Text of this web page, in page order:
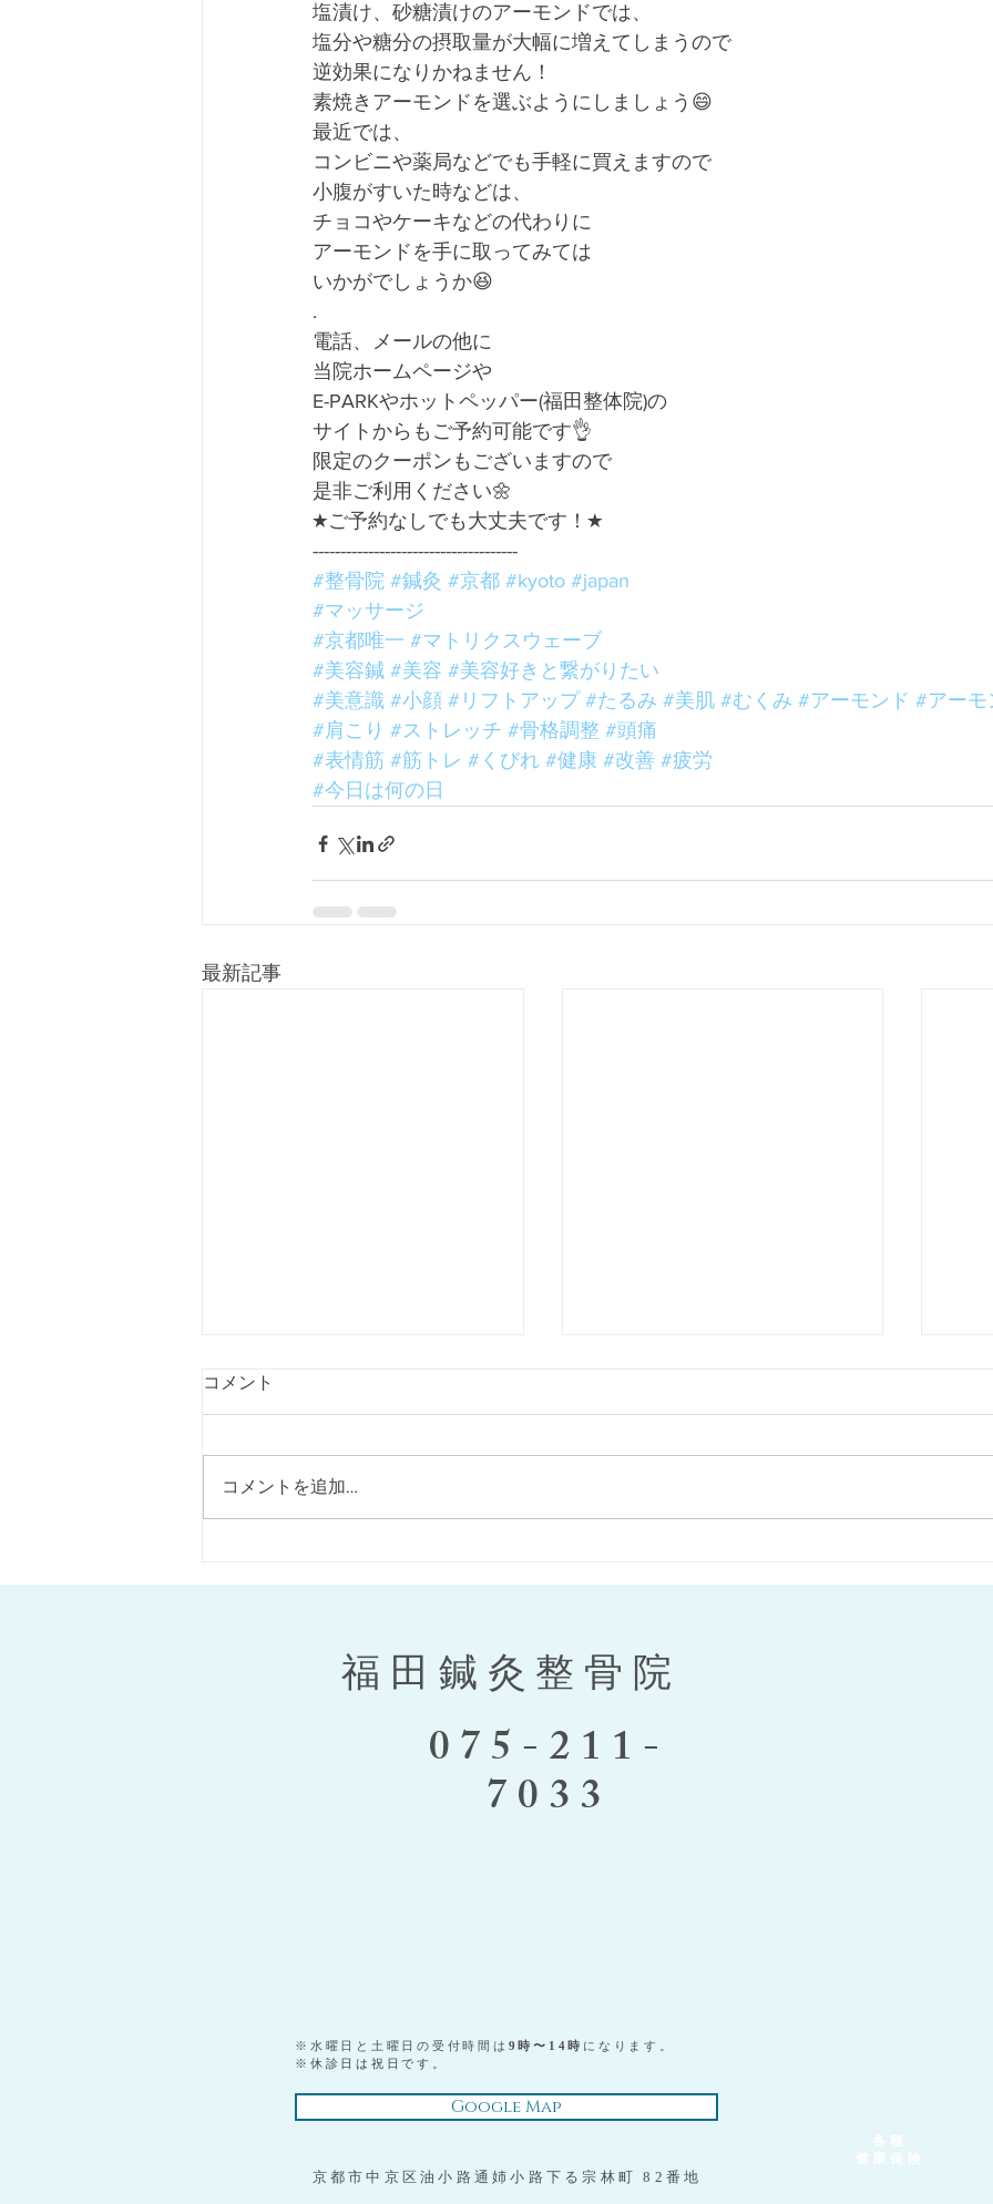
塩漬け、砂糖漬けのアーモンドでは、
塩分や糖分の摂取量が大幅に増えてしまうので
逆効果になりかねません！
素焼きアーモンドを選ぶようにしましょう😄
最近では、
コンビニや薬局などでも手軽に買えますので
小腹がすいた時などは、
チョコやケーキなどの代わりに
アーモンドを手に取ってみては
いかがでしょうか😆
.
電話、メールの他に
当院ホームページや
E-PARKやホットペッパー(福田整体院)の
サイトからもご予約可能です👌
限定のクーポンもございますので
是非ご利用ください🌼
★ご予約なしでも大丈夫です！★
-------------------------------------
#整骨院 #鍼灸 #京都 #kyoto #japan
#マッサージ
#京都唯一 #マトリクスウェーブ
#美容鍼 #美容 #美容好きと繋がりたい
#美意識 #小顔 #リフトアップ #たるみ #美肌 #むくみ #アーモンド #アーモ
#肩こり #ストレッチ #骨格調整 #頭痛
#表情筋 #筋トレ #くびれ #健康 #改善 #疲労
#今日は何の日
最新記事
美顔鍼のご紹介
作
コメント
コメントを追加…
福田鍼灸整骨院
075-211-
7033
※水曜日と土曜日の受付時間は 9時〜14時 になります。
※休診日は祝日です。
Google Map
京都市中京区油小路通姉小路下る宗林町 82番地
各種
健康保険